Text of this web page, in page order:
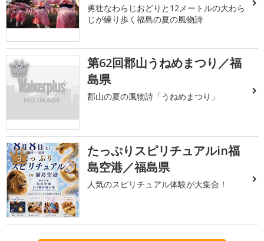
勇壮なわらじおどりと12メートルの大わら
じが練り歩く福島の夏の風物詩
2
第62回郡山うねめまつり／福
島県
郡山の夏の風物詩「うねめまつり」
3
たっぷりスピリチュアルin福
島空港／福島県
人気のスピリチュアル体験が大集合！